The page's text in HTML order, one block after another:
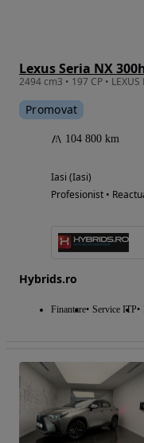
Lexus Seria NX
Promovat
104 800 km
Iasi (Iasi)
Profesionist •
Hybrids.ro
Finantare Service ITP